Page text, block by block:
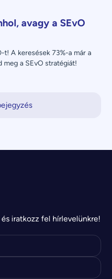
avagy a SEvO
t! A keresések 73%-a már a
a SEvO stratégiát!
iratkozz fel hírlevelünkre!